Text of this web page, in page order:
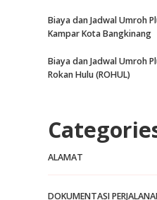
Biaya dan Jadwal Umroh
Kampar Kota Bangkinang
Biaya dan Jadwal Umroh
Rokan Hulu (ROHUL)
ALAMAT
DOKUMENTASI